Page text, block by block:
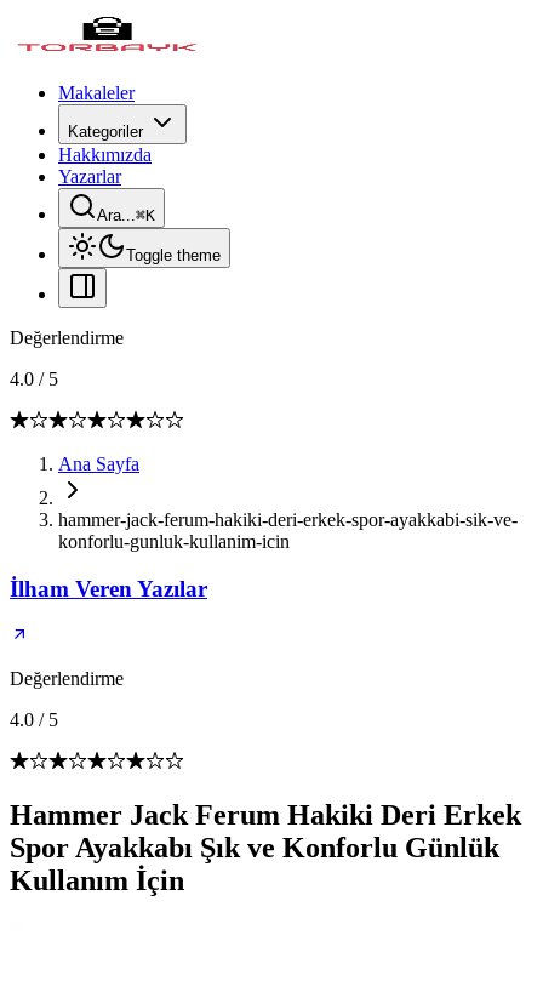
Makaleler
Kategoriler
Hakkımızda
Yazarlar
Ara...⌘K
Toggle theme
Değerlendirme
4.0 / 5
Ana Sayfa
hammer-jack-ferum-hakiki-deri-erkek-spor-ayakkabi-sik-ve-
konforlu-gunluk-kullanim-icin
İlham Veren Yazılar
Değerlendirme
4.0 / 5
Hammer Jack Ferum Hakiki Deri Erkek
Spor Ayakkabı Şık ve Konforlu Günlük
Kullanım İçin